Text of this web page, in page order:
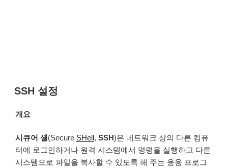
SSH 설정
개요
시큐어 셸(Secure SHell, SSH)은 네트워크 상의 다른 컴퓨
터에 로그인하거나 원격 시스템에서 명령을 실행하고 다른
시스템으로 파일을 복사할 수 있도록 해 주는 응용 프로그